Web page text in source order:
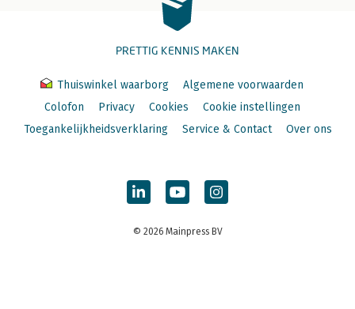
PRETTIG KENNIS MAKEN
Thuiswinkel waarborg
Algemene voorwaarden
Colofon
Privacy Cookies
Cookie instellingen
Toegankelijkheidsverklaring
Service & Contact Over ons
© 2026 Mainpress BV